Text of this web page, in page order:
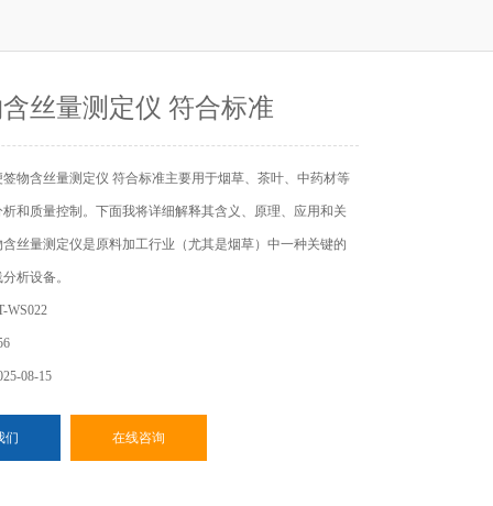
丝量测定仪 符合标准
签物含丝量测定仪 符合标准主要用于烟草、茶叶、中药材等
和质量控制。下面我将详细解释其含义、原理、应用和关
丝量测定仪是原料加工行业（尤其是烟草）中一种关键的
析设备。
WS022
08-15
们 在线咨询